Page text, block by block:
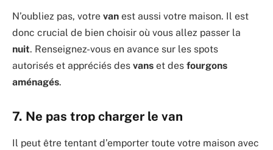
N’oubliez pas, votre van est aussi votre maison. Il est
donc crucial de bien choisir où vous allez passer la
nuit. Renseignez-vous en avance sur les spots
autorisés et appréciés des vans et des fourgons
aménagés.
7. Ne pas trop charger le van
Il peut être tentant d’emporter toute votre maison avec